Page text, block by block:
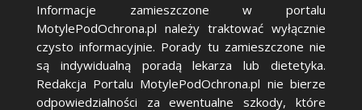
Informacje zamieszczone w portalu
MotylePodOchrona.pl należy traktować wyłącznie
czysto informacyjnie. Porady tu zamieszczone nie
są indywidualną poradą lekarza lub dietetyka.
Redakcja Portalu MotylePodOchrona.pl nie bierze
odpowiedzialności za ewentualne szkody, które